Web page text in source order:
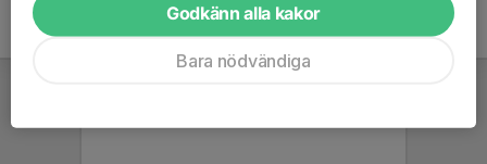
Godkänn alla kakor
Bara nödvändiga